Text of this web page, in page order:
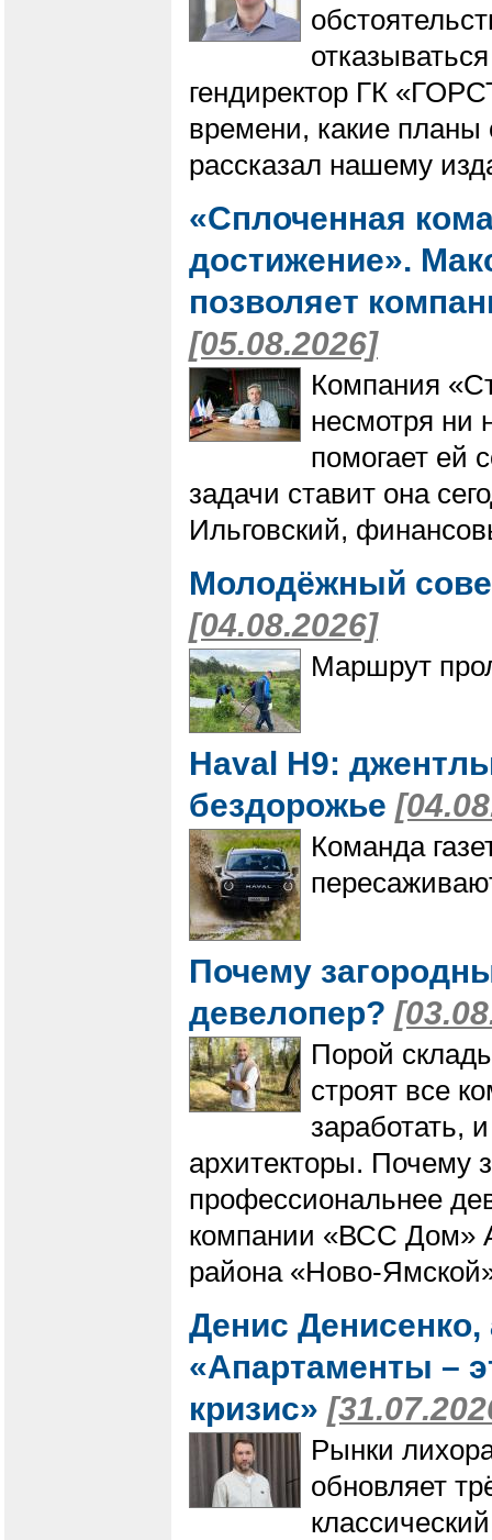
гендиректор ГК
времени, какие планы
рассказал нашему
«Сплоченная
достижение».
позволяет
[05.08.2026]
Компания
несмотря ни
помогает ей
задачи ставит она
Ильговский,
Молодёжный
[04.08.2026]
Маршрут
Haval H9:
бездорожье
Команда
Почему
девелопер?
Порой
строят все
заработать,
архитекторы. Почему
профессиональнее
компании «ВСС Дом»
района «Ново-
Денис
«Апартаменты –
кризис»
Рынки
обновляет